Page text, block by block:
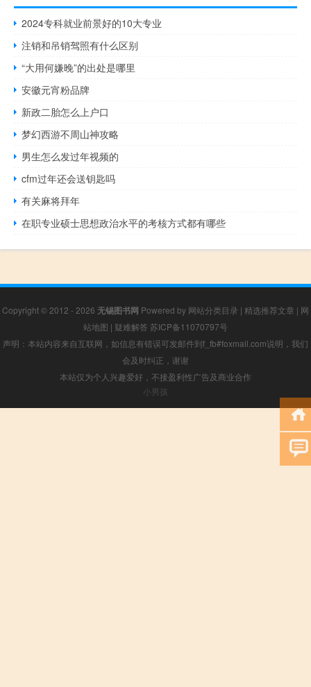
2024专科就业前景好的10大专业
注销和吊销驾照有什么区别
“大用何嫌晚”的出处是哪里
安徽元宵粉品牌
新政二胎怎么上户口
梦幻西游不周山神攻略
男生怎么发过年视频的
cfm过年还会送钥匙吗
有关麻将拜年
在职专业硕士思想政治水平的考核方式都有哪些
Copyright © 2012 - 2026 无锡图书网 Powered by 网站分类目录 | 精选推荐文章 | 网
站地图 | 疑难解答 苏ICP备11070797号
声明：本站内容来自互联网，如信息有错误可发邮件到f_fb#foxmail.com说明，我们
会及时纠正，谢谢
本站仅为个人兴趣爱好，不接盈利性广告及商业合作
小男孩